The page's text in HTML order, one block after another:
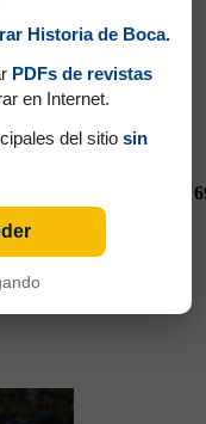
Historia de Boca.
PDFs de revistas
en Internet.
del sitio sin